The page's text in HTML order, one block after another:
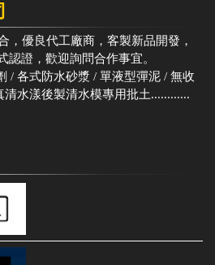
，優良代工廠商，客製新品開發，
認證，歡迎詢問合作事宜。
/ 各式防水砂漿 / 單液型彈泥 / 無收
水漾後製清水模專用批土............